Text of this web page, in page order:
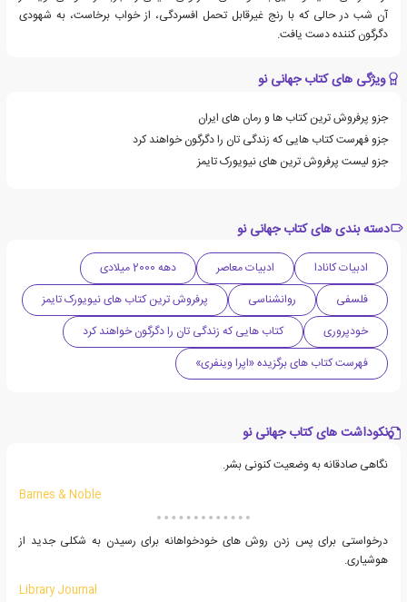
آن شب در حالی که با رنج غیرقابل تحمل افسردگی، از خواب برخاست، به شهودی
دگرگون کننده دست یافت.
ویژگی های کتاب جهانی نو
جزو پرفروش ترین کتاب ها و رمان های ایران
جزو فهرست کتاب هایی که زندگی تان را دگرگون خواهند کرد
جزو لیست پرفروش ترین های نیویورک تایمز
دسته بندی های کتاب جهانی نو
ادبیات کانادا ادبیات معاصر
دهه 2000 میلادی
فلسفی
روانشناسی
پرفروش ترین کتاب های نیویورک تایمز
خودپروری
کتاب هایی که زندگی تان را دگرگون خواهند کرد
فهرست کتاب های برگزیده «اپرا وینفری»
نکوداشت های کتاب جهانی نو
نگاهی صادقانه به وضعیت کنونی بشر.
Barnes & Noble
درخواستی برای پس زدن روش های خودخواهانه برای رسیدن به شکلی جدید از
هوشیاری.
Library Journal